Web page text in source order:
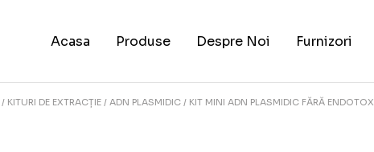
Acasa Produse Despre Noi Furnizori
KITURI DE EXTRACȚIE ADN PLASMIDIC KIT MINI ADN PLASMIDIC FĂRĂ